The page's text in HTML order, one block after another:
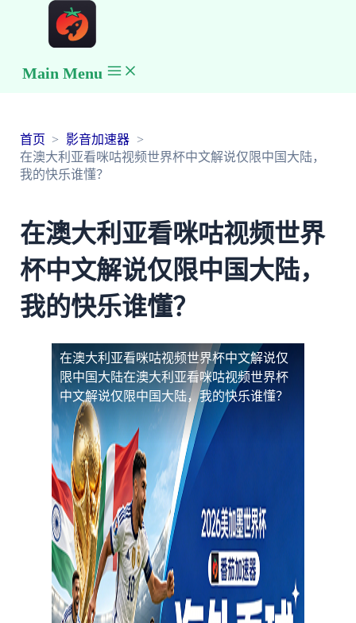
Main Menu
首页
影音加速器
在澳大利亚看咪咕视频世界杯中文解说仅限中国大陆，
我的快乐谁懂？
在澳大利亚看咪咕视频世界
杯中文解说仅限中国大陆，
我的快乐谁懂？
在澳大利亚看咪咕视频世界杯中文解说仅
限中国大陆在澳大利亚看咪咕视频世界杯
中文解说仅限中国大陆，我的快乐谁懂？